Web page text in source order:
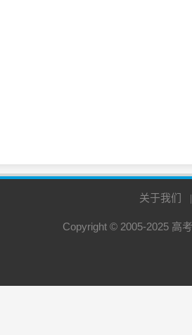
关于我们
Copyright © 2005-2025 高